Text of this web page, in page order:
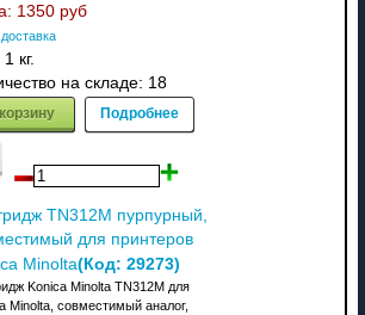
1350 руб
доставка
1 кг.
на складе: 18
Подробнее
TN312M пурпурный,
для принтеров
Minolta(Код: 29273)
Konica Minolta TN312M для
Minolta, совместимый аналог,